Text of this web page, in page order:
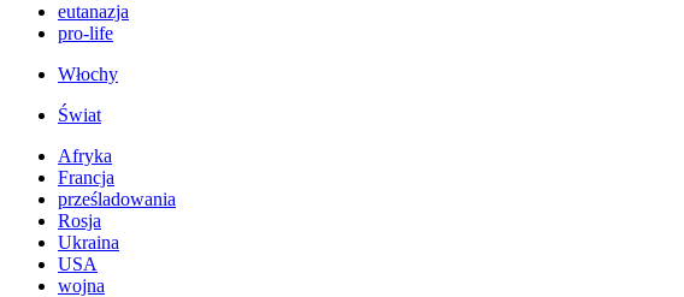
eutanazja
pro-life
Włochy
Świat
Afryka
Francja
prześladowania
Rosja
Ukraina
USA
wojna